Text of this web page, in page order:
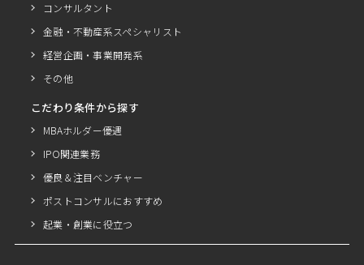
コンサルタント
金融・不動産系スペシャリスト
経営企画・事業開発系
その他
こだわり条件から探す
MBAホルダー優遇
IPO関連業務
優良＆注目ベンチャー
ポストコンサルにおすすめ
起業・創業に役立つ